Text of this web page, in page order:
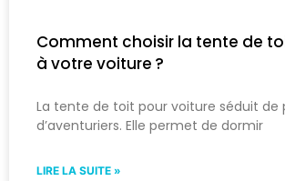
Comment choisir la tente de
à votre voiture ?
La tente de toit pour voiture séduit de
d’aventuriers. Elle permet de dormir
LIRE LA SUITE »